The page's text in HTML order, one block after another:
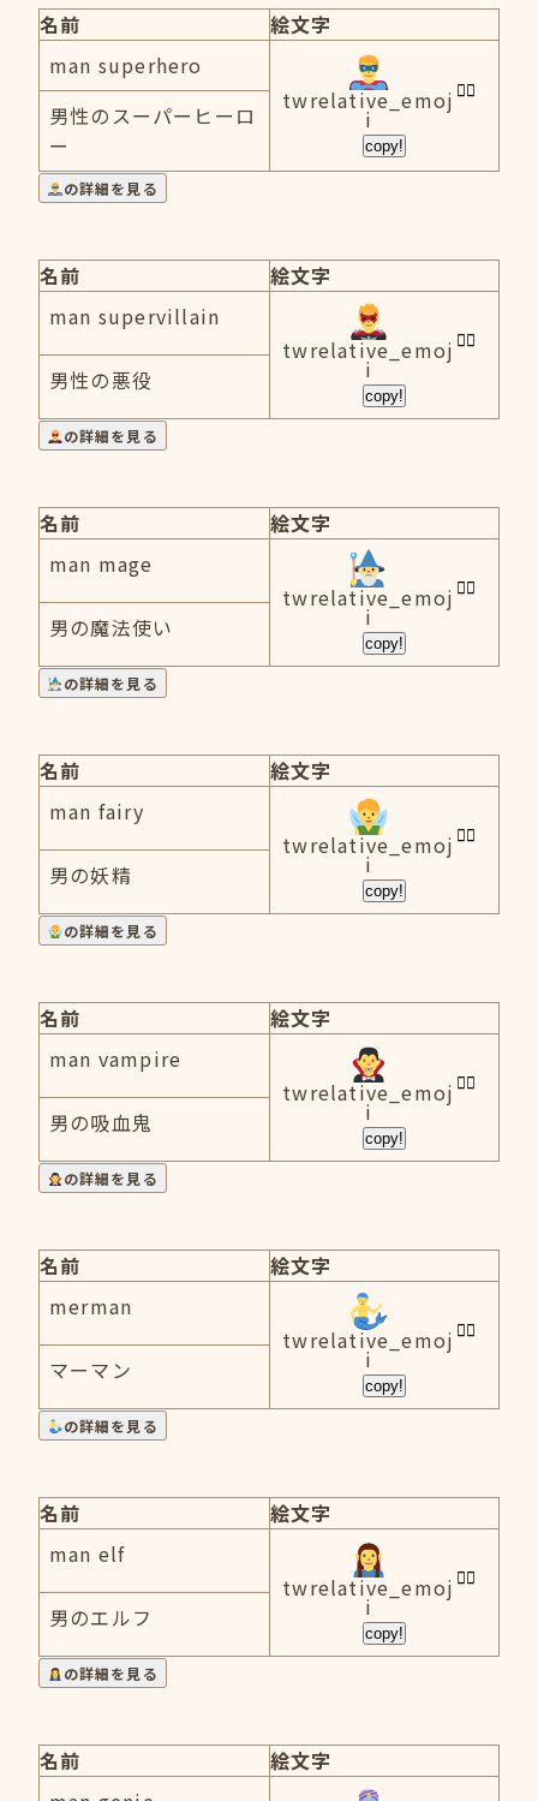
名前
絵文字
man superhero
twrelative_emoj
i
copy!
男性のスーパーヒーロ
ー
の詳細を見る
名前
絵文字
man supervillain
twrelative_emoj
i
copy!
男性の悪役
の詳細を見る
名前
絵文字
man mage
twrelative_emoj
i
copy!
男の魔法使い
の詳細を見る
名前
絵文字
man fairy
twrelative_emoj
i
copy!
男の妖精
の詳細を見る
名前
絵文字
man vampire
twrelative_emoj
i
copy!
男の吸血鬼
の詳細を見る
名前
絵文字
merman
twrelative_emoj
i
copy!
マーマン
の詳細を見る
名前
絵文字
man elf
twrelative_emoj
i
copy!
男のエルフ
の詳細を見る
名前
絵文字